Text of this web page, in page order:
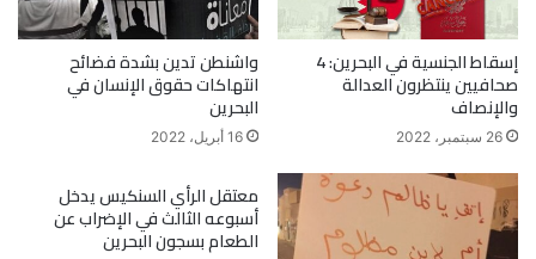
إسقاط الجنسية في البحرين: 4
صحافيين ينتظرون العدالة
والإنصاف
26 سبتمبر، 2022
واشنطن تدين بشدة فضائح
انتهاكات حقوق الإنسان في
البحرين
16 أبريل، 2022
معتقل الرأي السنكيس يدخل
أسبوعه الثالث في الإضراب عن
الطعام بسجون البحرين